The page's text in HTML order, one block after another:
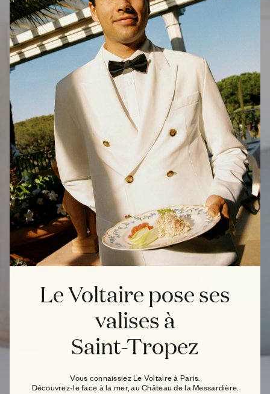
Le Voltaire pose ses
valises à
Saint-Tropez
Vous connaissiez Le Voltaire à Paris.
Découvrez-le face à la mer, au Château de la Messardière.